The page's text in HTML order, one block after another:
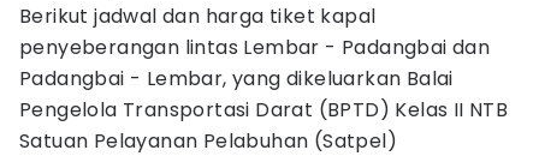
Berikut jadwal dan harga tiket kapal
penyeberangan lintas Lembar - Padangbai dan
Padangbai - Lembar, yang dikeluarkan Balai
Pengelola Transportasi Darat (BPTD) Kelas II NTB
Satuan Pelayanan Pelabuhan (Satpel)